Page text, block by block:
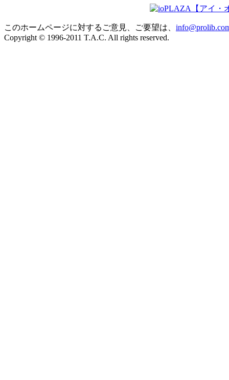
このホームページに対するご意見、ご要望は、
Copyright © 1996-2011 T.A.C. All rights reserved.